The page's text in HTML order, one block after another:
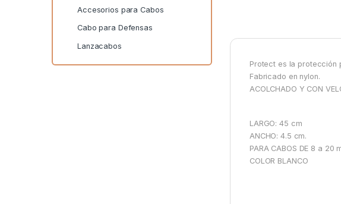
Protect es la protección
Fabricado en nylon.
ACOLCHADO Y CON
LARGO: 45 cm
ANCHO: 4.5 cm.
PARA CABOS DE 8 a 20
COLOR BLANCO
Accesorios para Cabos
Cabo para Defensas
Lanzacabos